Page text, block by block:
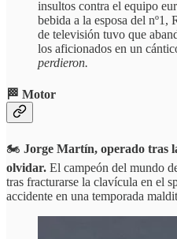
insultos contra el equipo
bebida a la esposa del
de televisión tuvo que
los aficionados en un
perdieron.
🏁 Motor
🏍️ Jorge Martín, operado tras
olvidar. El campeón del mundo
tras fracturarse la clavícula en el
accidente en una temporada